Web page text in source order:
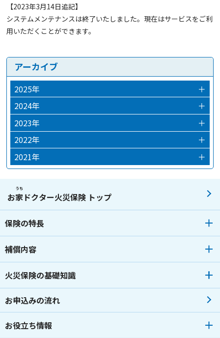
【2023年3月14日追記】
システムメンテナンスは終了いたしました。現在はサービスをご利
用いただくことができます。
アーカイブ
2025年
＋
2025年12月
2024年
＋
2024年12月
2024年03月
2024年02月
2023年
＋
2023年12月
2023年10月
2023年07月
2023年06月
2023年05月
2023年02月
2022年
＋
2022年12月
2022年07月
2022年06月
2022年04月
2021年
＋
2021年08月
2021年04月
お家
うち
ドクター火災保険 トップ
保険の特長
補償内容
火災保険の基礎知識
お申込みの流れ
お役立ち情報